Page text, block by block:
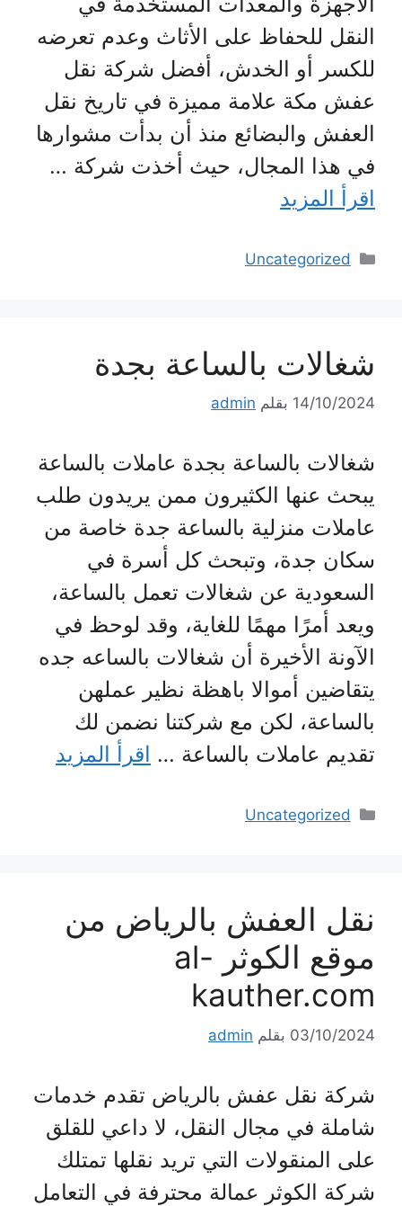
النقل للحفاظ على الأثاث وعدم تعرضه
للكسر أو الخدش، أفضل شركة نقل
عفش مكة علامة مميزة في تاريخ نقل
العفش والبضائع منذ أن بدأت مشوارها
في هذا المجال، حيث أخذت شركة …
اقرأ المزيد
التصنيفات
Uncategorized
شغالات بالساعة بجدة
14/10/2024 بقلم admin
شغالات بالساعة بجدة عاملات بالساعة
يبحث عنها الكثيرون ممن يريدون طلب
عاملات منزلية بالساعة جدة خاصة من
سكان جدة، وتبحث كل أسرة في
السعودية عن شغالات تعمل بالساعة،
ويعد أمرًا مهمًا للغاية، وقد لوحظ في
الآونة الأخيرة أن شغالات بالساعه جده
يتقاضين أموالا باهظة نظير عملهن
بالساعة، لكن مع شركتنا نضمن لك
تقديم عاملات بالساعة … اقرأ المزيد
التصنيفات
Uncategorized
نقل العفش بالرياض من
موقع الكوثر al-
kauther.com
03/10/2024 بقلم admin
شركة نقل عفش بالرياض تقدم خدمات
شاملة في مجال النقل، لا داعي للقلق
على المنقولات التي تريد نقلها تمتلك
شركة الكوثر عمالة محترفة في التعامل